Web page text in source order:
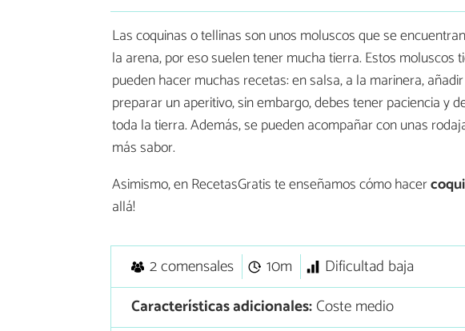
Las coquinas o tellinas son unos moluscos que se
la arena, por eso suelen tener mucha tierra. Estos moluscos
pueden hacer muchas recetas: en salsa, a la marinera,
preparar un aperitivo, sin embargo, debes tener paciencia y
toda la tierra. Además, se pueden acompañar con unas
más sabor.
Asimismo, en RecetasGratis te enseñamos cómo hacer
allá!
2 comensales 10m
Dificultad baja
Características adicionales:Coste medio